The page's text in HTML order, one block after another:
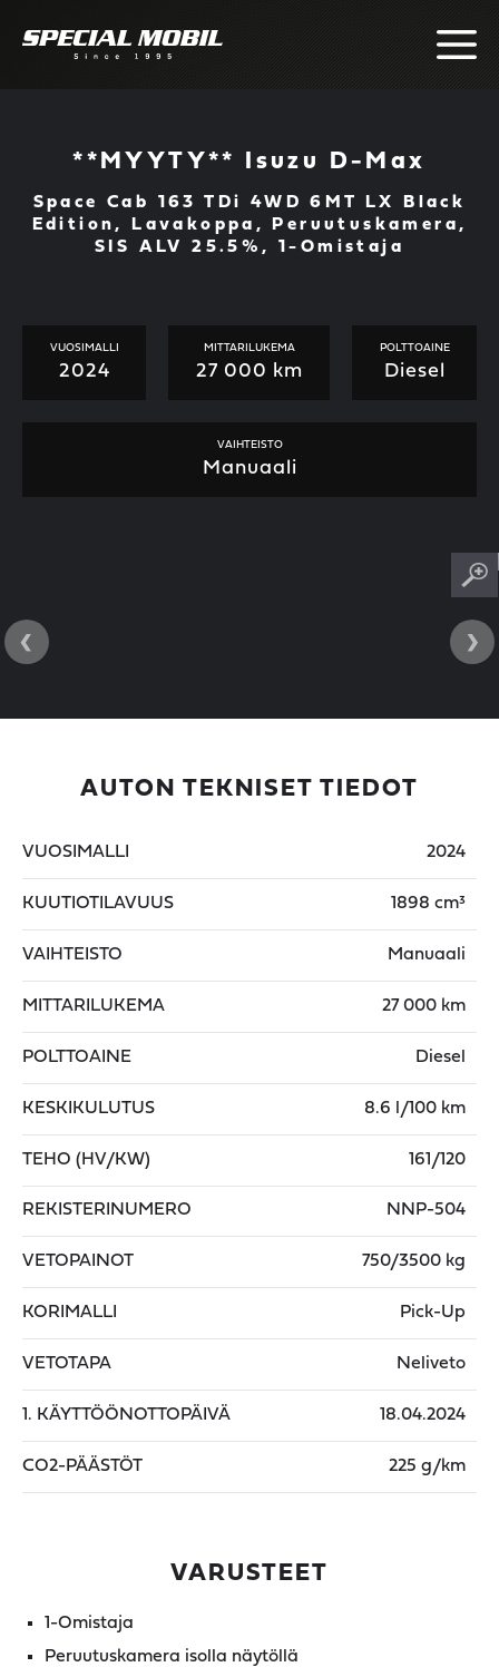
**MYYTY** Isuzu D-Max
Space Cab 163 TDi 4WD 6MT LX Black
Edition, Lavakoppa, Peruutuskamera,
SIS ALV 25.5%, 1-Omistaja
VUOSIMALLI
2024
MITTARILUKEMA
27 000 km
POLTTOAINE
Diesel
VAIHTEISTO
Manuaali
‹ ›
AUTON TEKNISET TIEDOT
VUOSIMALLI 2024
KUUTIOTILAVUUS 1898 cm³
VAIHTEISTO Manuaali
MITTARILUKEMA 27 000 km
POLTTOAINE Diesel
KESKIKULUTUS 8.6 l/100 km
TEHO (HV/KW) 161/120
REKISTERINUMERO NNP-504
VETOPAINOT 750/3500 kg
KORIMALLI Pick-Up
VETOTAPA Neliveto
1. KÄYTTÖÖNOTTOPÄIVÄ 18.04.2024
CO2-PÄÄSTÖT 225 g/km
VARUSTEET
1-Omistaja
Peruutuskamera isolla näytöllä